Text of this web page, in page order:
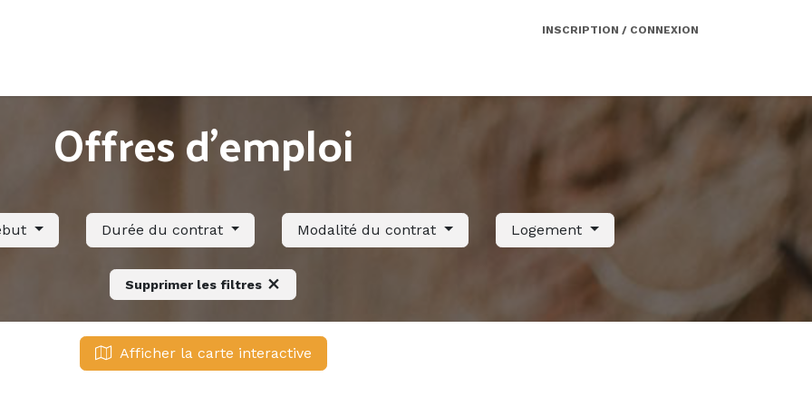
INSCRIPTION / CONNEXION
Offres d'emploi
Durée du contrat Modalité du contrat Logement
Supprimer les filtres
Afficher la carte interactive